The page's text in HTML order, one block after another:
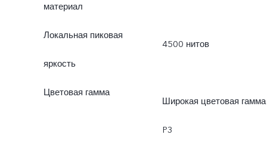
материал
Локальная пиковая
яркость
4500 нитов
Цветовая гамма
Широкая цветовая гамма
P3